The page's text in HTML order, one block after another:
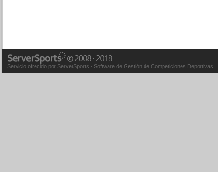
Servicio ofrecido por ServerSports - Software de Gestión de Competiciones Deportivas